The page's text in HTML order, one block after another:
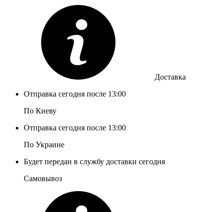
Доставка
Отправка сегодня после 13:00
По Киеву
Отправка сегодня после 13:00
По Украине
Будет передан в службу доставки сегодня
Самовывоз